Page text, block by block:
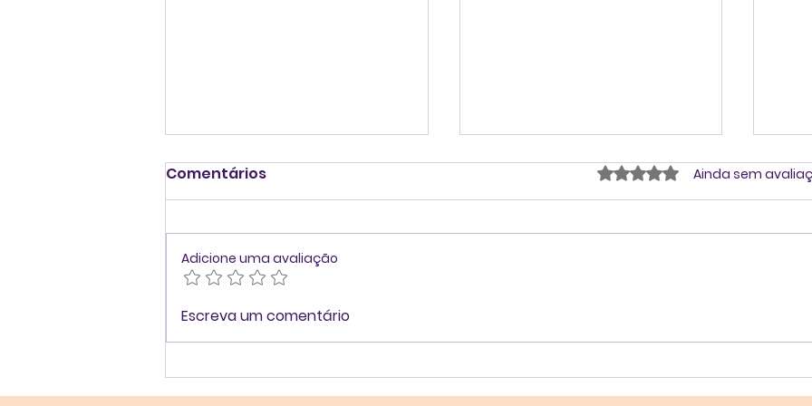
Pensar melhor antes de
decidir
que sustenta a
de
Comentários Avaliado com 0 de 5
Ainda sem
Adicione uma avaliação
Escreva um comentário